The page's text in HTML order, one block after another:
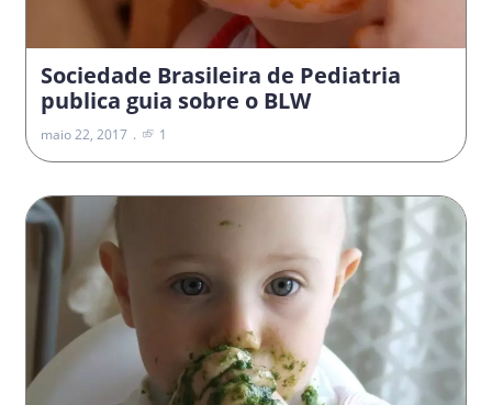
Sociedade Brasileira de Pediatria
publica guia sobre o BLW
maio 22, 2017 1